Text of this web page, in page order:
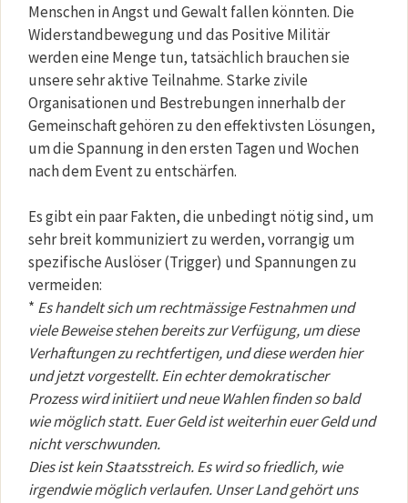
Menschen in Angst und Gewalt fallen könnten. Die
Widerstandbewegung und das Positive Militär
werden eine Menge tun, tatsächlich brauchen sie
unsere sehr aktive Teilnahme. Starke zivile
Organisationen und Bestrebungen innerhalb der
Gemeinschaft gehören zu den effektivsten Lösungen,
um die Spannung in den ersten Tagen und Wochen
nach dem Event zu entschärfen.
Es gibt ein paar Fakten, die unbedingt nötig sind, um
sehr breit kommuniziert zu werden, vorrangig um
spezifische Auslöser (Trigger) und Spannungen zu
vermeiden:
* Es handelt sich um rechtmässige Festnahmen und
viele Beweise stehen bereits zur Verfügung, um diese
Verhaftungen zu rechtfertigen, und diese werden hier
und jetzt vorgestellt. Ein echter demokratischer
Prozess wird initiiert und neue Wahlen finden so bald
wie möglich statt. Euer Geld ist weiterhin euer Geld und
nicht verschwunden.
Dies ist kein Staatsstreich. Es wird so friedlich, wie
irgendwie möglich verlaufen. Unser Land gehört uns